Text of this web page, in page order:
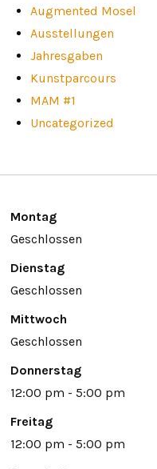
Augmented Mosel
Ausstellungen
Jahresgaben
Kunstparcours
MAM #1
Uncategorized
Montag
Geschlossen
Dienstag
Geschlossen
Mittwoch
Geschlossen
Donnerstag
12:00 pm - 5:00 pm
Freitag
12:00 pm - 5:00 pm